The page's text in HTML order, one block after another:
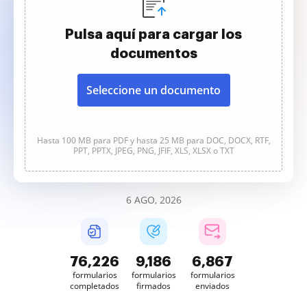
Pulsa aquí para cargar los
documentos
Seleccione un documento
Hasta 100 MB para PDF y hasta 25 MB para DOC, DOCX, RTF,
PPT, PPTX, JPEG, PNG, JFIF, XLS, XLSX o TXT
6 AGO, 2026
76,227
formularios
completados
9,186
formularios
firmados
6,867
formularios
enviados